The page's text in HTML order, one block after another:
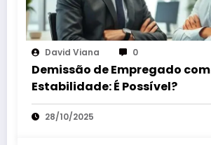
David Viana 0
Demissão de Empregado com
Estabilidade: É Possível?
28/10/2025